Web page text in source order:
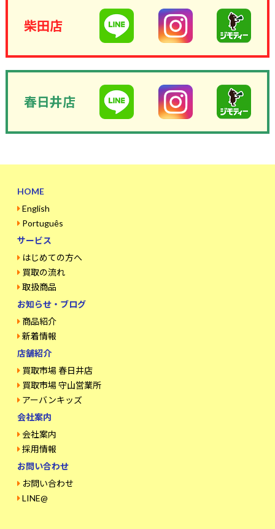
柴田店
春日井店
HOME
English
Português
サービス
はじめての方へ
買取の流れ
取扱商品
お知らせ・ブログ
商品紹介
新着情報
店舗紹介
買取市場 春日井店
買取市場 守山営業所
アーバンキッズ
会社案内
会社案内
採用情報
お問い合わせ
お問い合わせ
LINE@